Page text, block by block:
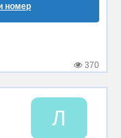
номер
370
Л